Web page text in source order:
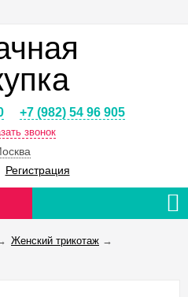
+7 (982) 54 96 905
звонок
Регистрация
Женский трикотаж →